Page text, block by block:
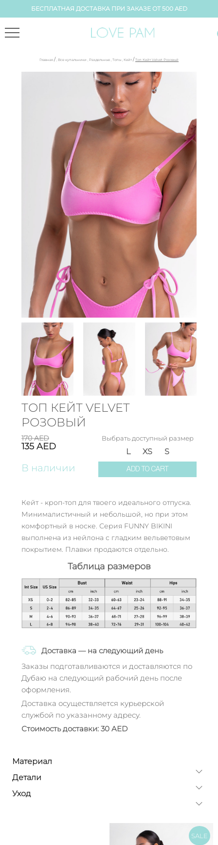
БЕСПЛАТНАЯ ДОСТАВКА ПРИ ЗАКАЗЕ ОТ 500 AED
Главная / , Все купальники , Раздельные , Топы , Кейт / Топ Кейт Velvet Розовый
ТОП КЕЙТ VELVET
РОЗОВЫЙ
170AED
135 AED
В наличии
Выбрать доступный размер
S
XS
L
ADD TO CART
Кейт - кроп-топ для твоего идеального отпуска.
Минималистичный и небольшой, но при этом
комфортный в носке. Серия FUNNY BIKINI
выполнена из нейлона с гладким вельветовым
покрытием. Плавки продаются отдельно.
Таблица размеров
Доставка — на следующий день
Заказы подготавливаются и доставляются по
Дубаю на следующий рабочий день после
оформления.
Доставка осуществляется курьерской
службой по указанному адресу.
Стоимость доставки: 30 AED
Материал
Детали
Уход
SALE